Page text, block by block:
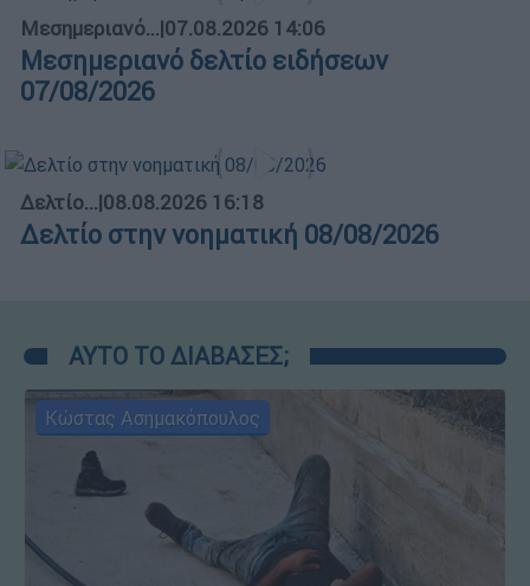
Μεσημεριανό...|07.08.2026 14:06
Μεσημεριανό δελτίο ειδήσεων
07/08/2026
Δελτίο...|08.08.2026 16:18
Δελτίο στην νοηματική 08/08/2026
ΑΥΤΟ ΤΟ ΔΙΑΒΑΣΕΣ;
Κώστας Ασημακόπουλος